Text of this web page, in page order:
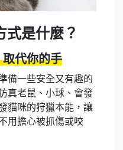
式是什麼？
代你的手
備一些安全又有趣的
真老鼠、小球、會發
貓咪的狩獵本能，讓
用擔心被抓傷或咬